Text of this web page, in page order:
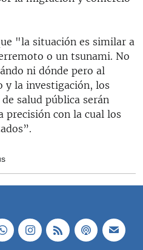
"la situación es similar a
o un tsunami. No
ni dónde pero al
la investigación, los
salud pública serán
precisión con la cual los